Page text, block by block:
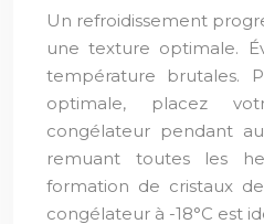
Un refroidissement
une texture optimale.
température brutales.
optimale, placez
congélateur pendant
remuant toutes les
formation de cristaux
congélateur à -18°C est